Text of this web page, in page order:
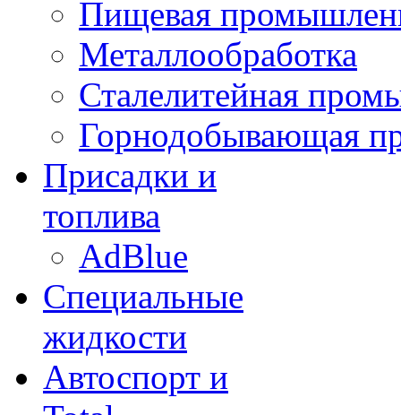
Пищевая
Металлообработка
Сталелитейная
Горнодобывающая
Присадки и
топлива
AdBlue
Специальные
жидкости
Автоспорт и